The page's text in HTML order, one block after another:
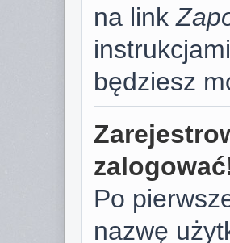
na link
będziesz
Po
nazwę